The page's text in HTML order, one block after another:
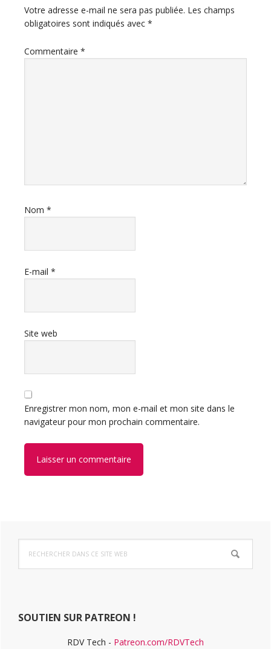
Votre adresse e-mail ne sera pas publiée. Les champs
obligatoires sont indiqués avec *
Commentaire *
Nom *
E-mail *
Site web
Enregistrer mon nom, mon e-mail et mon site dans le
navigateur pour mon prochain commentaire.
Barre
latérale
dans
ce
SOUTIEN SUR PATREON !
RDV Tech - Patreon.com/RDVTech